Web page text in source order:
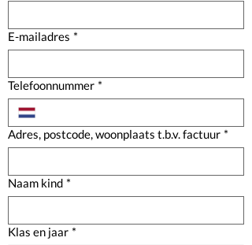
E-mailadres *
Telefoonnummer *
Adres, postcode, woonplaats t.b.v. factuur *
Naam kind *
Klas en jaar *